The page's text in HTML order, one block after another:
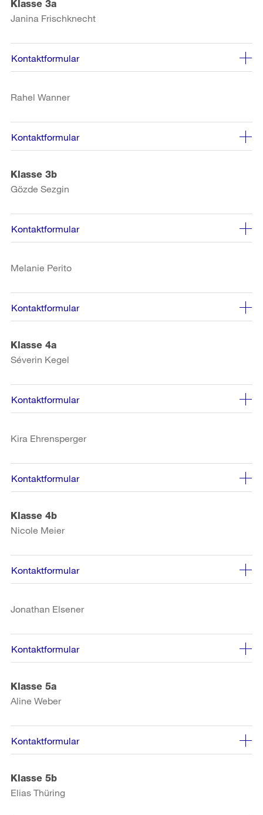
Klasse 3a
Janina Frischknecht
Kontaktformular
Rahel Wanner
Kontaktformular
Klasse 3b
Gözde Sezgin
Kontaktformular
Melanie Perito
Kontaktformular
Klasse 4a
Séverin Kegel
Kontaktformular
Kira Ehrensperger
Kontaktformular
Klasse 4b
Nicole Meier
Kontaktformular
Jonathan Elsener
Kontaktformular
Klasse 5a
Aline Weber
Kontaktformular
Klasse 5b
Elias Thüring